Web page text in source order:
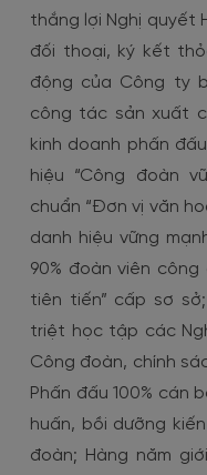
thắng lợi Nghị quyết
đối thoại, ký kết
động của Công ty
công tác sản xuất
kinh doanh phấn
hiệu “Công đoàn
chuẩn “Đơn vị văn
danh hiệu vững
90% đoàn viên
tiên tiến” cấp sơ
triệt học tập các
Công đoàn, chính
Phấn đấu 100%
huấn, bồi dưỡng
đoàn; Hàng năm